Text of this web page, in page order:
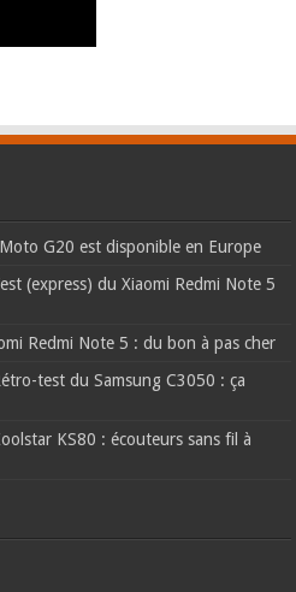
G20 est disponible en Europe
(express) du Xiaomi Redmi Note 5
Redmi Note 5 : du bon à pas cher
test du Samsung C3050 : ça
KS80 : écouteurs sans fil à